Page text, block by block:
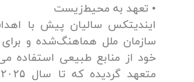
• تعهد به محیط‌‌زیست
ایندیتکس سالیان پیش با
سازمان ملل هماهنگ‌شده و
خود از منابع طبیعی استفاده